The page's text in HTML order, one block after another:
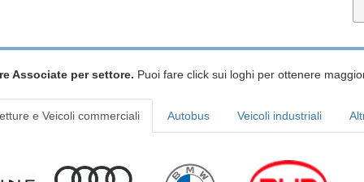
Associate per settore. Puoi fare click sui loghi per ottenere
e Veicoli commerciali Autobus Veicoli industriali